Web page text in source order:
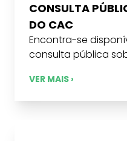
CONSULTA
DO CAC
Encontra-se
consulta pública
VER MAIS ›